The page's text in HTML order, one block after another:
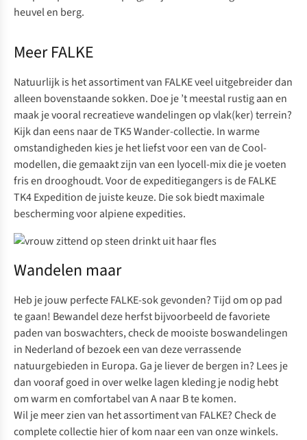
heuvel en berg.
Meer FALKE
Natuurlijk is het assortiment van FALKEveel uitgebreider dan
alleen bovenstaande sokken. Doe je ’t meestal rustig aan en
maak je vooral recreatieve wandelingen op vlak(ker) terrein?
Kijk dan eens naar deTK5 Wander-collectie. In warme
omstandigheden kies je het liefst vooreen van de Cool-
modellen,die gemaakt zijn van een lyocell-mix die je voeten
fris en drooghoudt. Voor de expeditiegangers is deFALKE
TK4 Expeditionde juiste keuze. Die sok biedt maximale
bescherming voor alpiene expedities.
Wandelen maar
Heb je jouw perfecte FALKE-sok gevonden? Tijd om op pad
te gaan! Bewandel deze herfst bijvoorbeeldde favoriete
paden van boswachters, check demooiste boswandelingen
in Nederlandof bezoek een van deze verrassende
natuurgebieden in Europa. Ga je liever de bergen in? Lees je
dan vooraf goed in overwelke lagen kleding je nodig hebt
om warm en comfortabel van A naar B te komen.
Wil je meer zien van het assortiment van FALKE?Check de
complete collectie hierof kom naareen van onze winkels.